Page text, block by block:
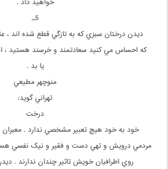
خواهيد داد .
5ـ
ديدن درختان سبزي كه به تازگي قطع شده اند
كه احساس مي كنيد سعادتمند و خرسند هستيد ،
يا بد .
منوچهر مطيعي
تهراني گويد:
درخت
خود به خود هيچ تعبير مشخصي ندارد . معبران
مردمي درويش و تهي دست و فقير و نيک نفسي
روي اطرافيان خويش تاثير چندان ندارند .